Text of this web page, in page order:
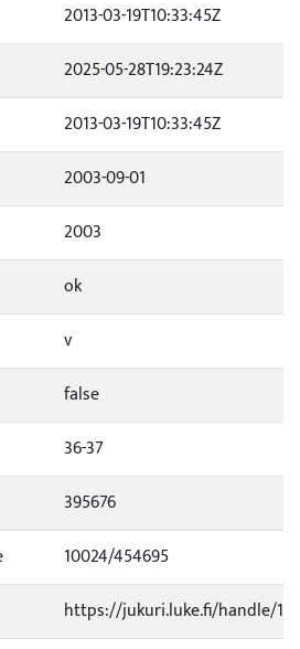
2013-03-19T10:33:45Z
2025-05-28T19:23:24Z
2013-03-19T10:33:45Z
2003-09-01
2003
ok
v
false
36-37
395676
10024/454695
https://jukuri.luke.fi/handle/